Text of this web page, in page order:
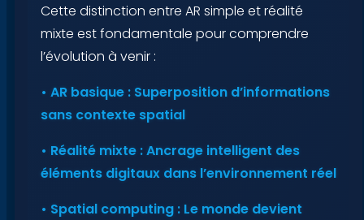
Cette distinction entre AR simple et réalité
mixte est fondamentale pour comprendre
l’évolution à venir :
• AR basique : Superposition d’informations
sans contexte spatial
• Réalité mixte : Ancrage intelligent des
éléments digitaux dans l’environnement réel
• Spatial computing : Le monde devient